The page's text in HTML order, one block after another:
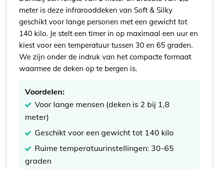
meter is deze infrarooddeken van Soft & Silky
geschikt voor lange personen met een gewicht tot
140 kilo. Je stelt een timer in op maximaal een uur en
kiest voor een temperatuur tussen 30 en 65 graden.
We zijn onder de indruk van het compacte formaat
waarmee de deken op te bergen is.
Voordelen:
Voor lange mensen (deken is 2 bij 1,8
meter)
Geschikt voor een gewicht tot 140 kilo
Ruime temperatuurinstellingen: 30-65
graden